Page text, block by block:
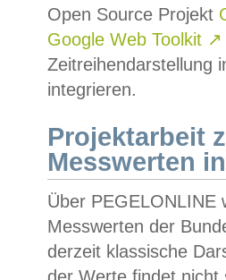
Open Source Projekt
Google Web Toolkit ↗
Zeitreihendarstellung
integrieren.
Projektarbeit
Messwerten
Über PEGELONLINE
Messwerten der
derzeit klassische